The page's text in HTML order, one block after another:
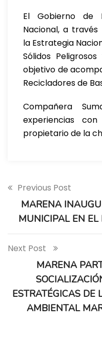
El Gobierno de
Nacional, a través
la Estrategia
Sólidos
objetivo de
Recicladores de
Compañera
experiencias
propietario de la
Previous Post
MARENA
MUNICIPAL EN
Next Post
MARENA
ESTRATÉGICAS DE
AMBIENTAL